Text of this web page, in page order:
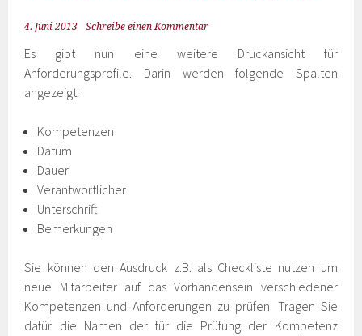
4. Juni 2013 Schreibe einen Kommentar
Es gibt nun eine weitere Druckansicht für
Anforderungsprofile. Darin werden folgende Spalten
angezeigt:
Kompetenzen
Datum
Dauer
Verantwortlicher
Unterschrift
Bemerkungen
Sie können den Ausdruck z.B. als Checkliste nutzen um
neue Mitarbeiter auf das Vorhandensein verschiedener
Kompetenzen und Anforderungen zu prüfen. Tragen Sie
dafür die Namen der für die Prüfung der Kompetenz